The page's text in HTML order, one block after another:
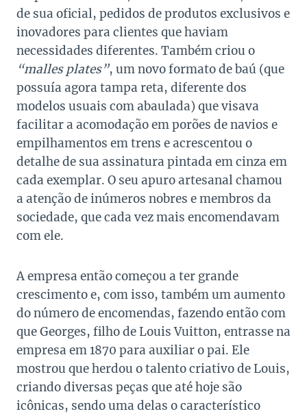
de sua oficial, pedidos de produtos exclusivos e
inovadores para clientes que haviam
necessidades diferentes. Também criou o
“malles plates”, um novo formato de baú (que
possuía agora tampa reta, diferente dos
modelos usuais com abaulada) que visava
facilitar a acomodação em porões de navios e
empilhamentos em trens e acrescentou o
detalhe de sua assinatura pintada em cinza em
cada exemplar. O seu apuro artesanal chamou
a atenção de inúmeros nobres e membros da
sociedade, que cada vez mais encomendavam
com ele.
A empresa então começou a ter grande
crescimento e, com isso, também um aumento
do número de encomendas, fazendo então com
que Georges, filho de Louis Vuitton, entrasse na
empresa em 1870 para auxiliar o pai. Ele
mostrou que herdou o talento criativo de Louis,
criando diversas peças que até hoje são
icônicas, sendo uma delas o característico